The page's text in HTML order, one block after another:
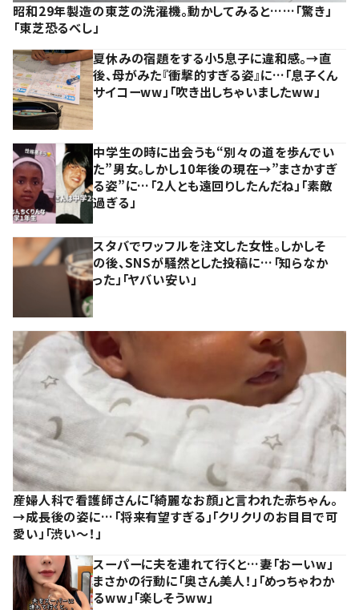
昭和29年製造の東芝の洗濯機。動かしてみると……「驚き」
「東芝恐るべし」
夏休みの宿題をする小5息子に違和感。→直
後、母がみた『衝撃的すぎる姿』に…「息子くん
サイコーww」「吹き出しちゃいましたww」
中学生の時に出会うも“別々の道を歩んでい
た”男女。しかし10年後の現在→”まさかすぎ
る姿”に…「2人とも遠回りしたんだね」「素敵
過ぎる」
スタバでワッフルを注文した女性。しかしそ
の後、SNSが騒然とした投稿に…「知らなか
った」「ヤバい安い」
産婦人科で看護師さんに「綺麗なお顔」と言われた赤ちゃん。
→成長後の姿に…「将来有望すぎる」「クリクリのお目目で可
愛い」「渋い～！」
スーパーに夫を連れて行くと…妻「おーいw」
まさかの行動に「奥さん美人！」「めっちゃわか
るww」「楽しそうww」